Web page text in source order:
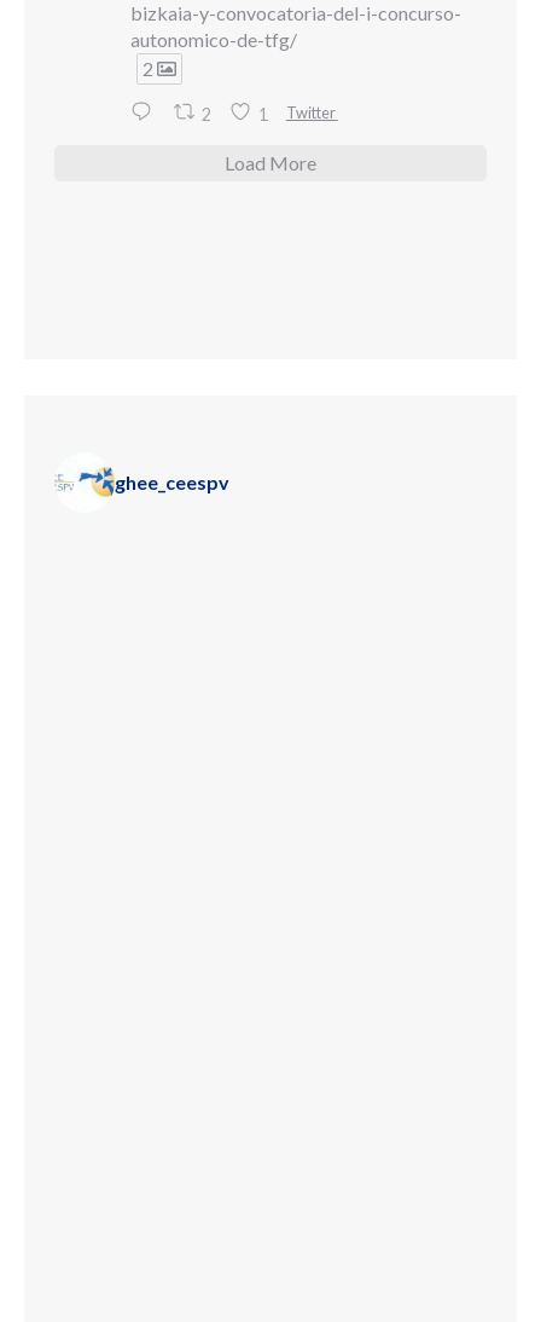
bizkaia-y-convocatoria-del-i-concurso-
autonomico-de-tfg/
2
2 1 Twitter
Load More
ghee_ceespv